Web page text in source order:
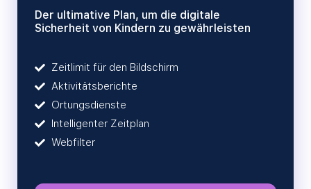
Der ultimative Plan, um die digitale
Sicherheit von Kindern zu gewährleisten
Zeitlimit für den Bildschirm
Aktivitätsberichte
Ortungsdienste
Intelligenter Zeitplan
Webfilter